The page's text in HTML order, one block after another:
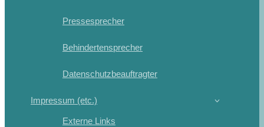
Pressesprecher
Behindertensprecher
Datenschutzbeauftragter
Impressum (etc.)
Externe Links